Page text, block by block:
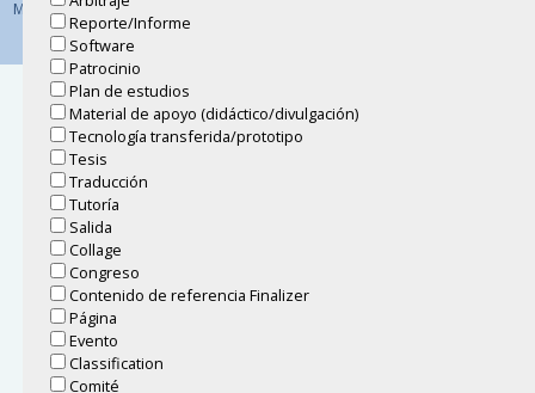
Reporte/Informe
Software
Patrocinio
Plan de estudios
Material de apoyo (didáctico/divulgación)
Tecnología transferida/prototipo
Tesis
Traducción
Tutoría
Salida
Collage
Congreso
Contenido de referencia Finalizer
Página
Evento
Classification
Comité
Mapa del Sitio